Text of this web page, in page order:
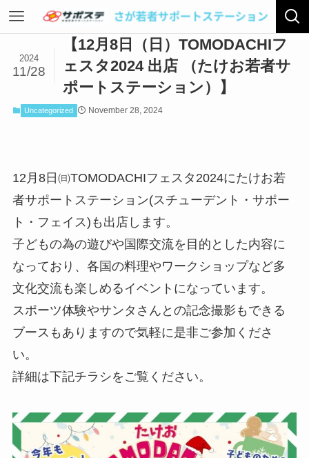
【12月8日（日）TOMODACHIフ
ェスタ2024 出店 （たけお若者サ
ポートステーション）】
2024
11/28
Uncategorized November 28, 2024
12月8日㈰TOMODACHIフェスタ2024にたけお若
者サポートステーション(スチューデント・サポー
ト・フェイス)も出店します。
子どもの為の遊びや国際交流を目的とした内容に
なっており、各国の料理やワークショップなど多
文化交流も楽しめるイベントになっています。
スポーツ体験やサンタさんとの記念撮影もできる
ブースもありますので気軽に是非ご参加くださ
い。
詳細は下記チラシをご覧ください。